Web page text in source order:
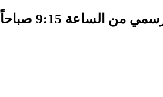
9:15 صباحاً إلى الساعة 3:30 مساءً